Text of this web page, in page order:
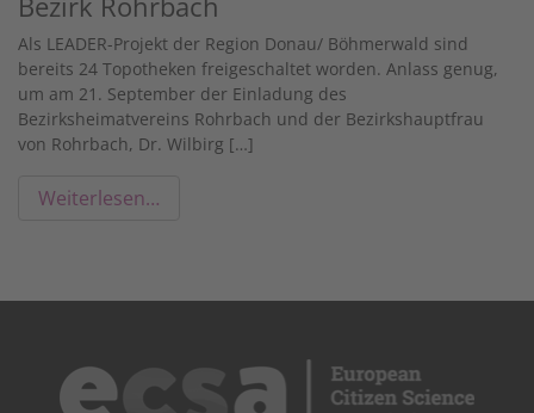
Als LEADER-Projekt der Region Donau/ Böhmerwald sind
bereits 24 Topotheken freigeschaltet worden. Anlass genug,
um am 21. September der Einladung des
Bezirksheimatvereins Rohrbach und der Bezirkshauptfrau
von Rohrbach, Dr. Wilbirg […]
Weiterlesen…